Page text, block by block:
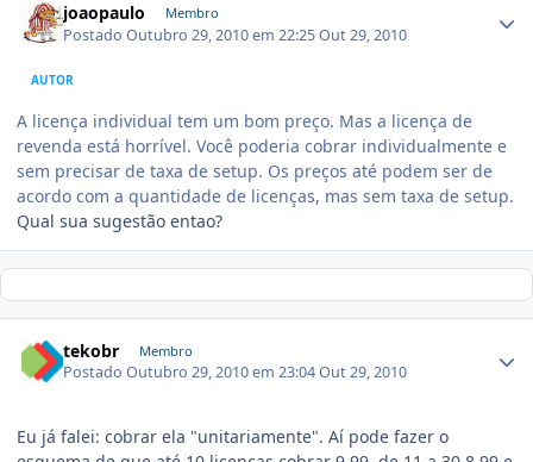
joaopaulo Membro
PostadoOutubro 29, 2010 em 22:25Out 29, 2010
AUTOR
A licença individual tem um bom preço. Mas a licença de
revenda está horrível. Você poderia cobrar individualmente e
sem precisar de taxa de setup. Os preços até podem ser de
acordo com a quantidade de licenças, mas sem taxa de setup.
Qual sua sugestão entao?
tekobr Membro
PostadoOutubro 29, 2010 em 23:04Out 29, 2010
Eu já falei: cobrar ela "unitariamente". Aí pode fazer o